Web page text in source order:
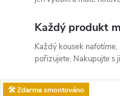
Každý produkt
Každý kousek
pořizujete. Nakupujte s
🛠️ Zdarma smontováno